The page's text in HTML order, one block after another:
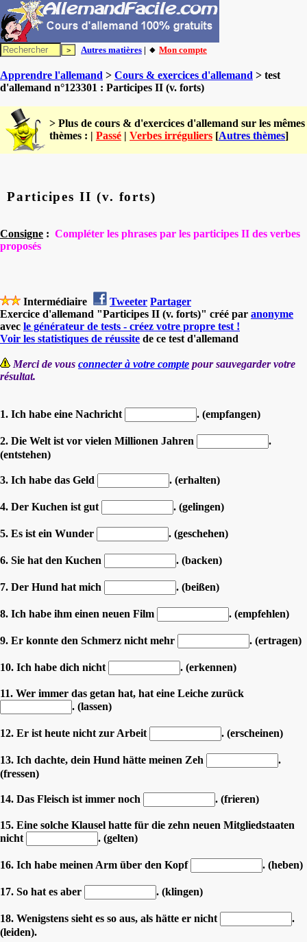
Autres matières | 🔸 Mon compte
Apprendre l'allemand > Cours & exercices d'allemand > test
d'allemand n°123301 : Participes II (v. forts)
> Plus de cours & d'exercices d'allemand sur les mêmes
thèmes : | Passé | Verbes irréguliers [Autres thèmes]
Participes II (v. forts)
Consigne : Compléter les phrases par les participes II des verbes
proposés
Intermédiaire Tweeter Partager
Exercice d'allemand "Participes II (v. forts)" créé par anonyme
avec le générateur de tests - créez votre propre test !
Voir les statistiques de réussite de ce test d'allemand
Merci de vous connecter à votre compte pour sauvegarder votre
résultat.
1. Ich habe eine Nachricht . (empfangen)
2. Die Welt ist vor vielen Millionen Jahren
.
(entstehen)
3. Ich habe das Geld . (erhalten)
4. Der Kuchen ist gut . (gelingen)
5. Es ist ein Wunder . (geschehen)
6. Sie hat den Kuchen . (backen)
7. Der Hund hat mich . (beißen)
8. Ich habe ihm einen neuen Film . (empfehlen)
9. Er konnte den Schmerz nicht mehr . (ertragen)
10. Ich habe dich nicht . (erkennen)
11. Wer immer das getan hat, hat eine Leiche zurück
. (lassen)
12. Er ist heute nicht zur Arbeit . (erscheinen)
13. Ich dachte, dein Hund hätte meinen Zeh
.
(fressen)
14. Das Fleisch ist immer noch . (frieren)
15. Eine solche Klausel hatte für die zehn neuen Mitgliedstaaten
nicht
. (gelten)
16. Ich habe meinen Arm über den Kopf . (heben)
17. So hat es aber . (klingen)
18. Wenigstens sieht es so aus, als hätte er nicht
.
(leiden).